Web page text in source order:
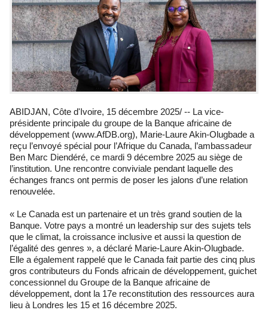
ABIDJAN, Côte d'Ivoire, 15 décembre 2025/ -- La vice-
présidente principale du groupe de la Banque africaine de
développement (www.AfDB.org), Marie-Laure Akin-Olugbade a
reçu l’envoyé spécial pour l’Afrique du Canada, l’ambassadeur
Ben Marc Diendéré, ce mardi 9 décembre 2025 au siège de
l’institution. Une rencontre conviviale pendant laquelle des
échanges francs ont permis de poser les jalons d’une relation
renouvelée.
« Le Canada est un partenaire et un très grand soutien de la
Banque. Votre pays a montré un leadership sur des sujets tels
que le climat, la croissance inclusive et aussi la question de
l’égalité des genres », a déclaré Marie-Laure Akin-Olugbade.
Elle a également rappelé que le Canada fait partie des cinq plus
gros contributeurs du Fonds africain de développement, guichet
concessionnel du Groupe de la Banque africaine de
développement, dont la 17e reconstitution des ressources aura
lieu à Londres les 15 et 16 décembre 2025.